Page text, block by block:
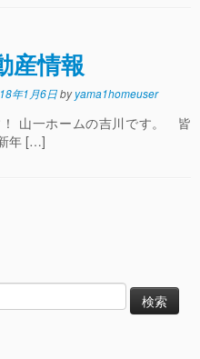
産情報
年1月6日byyama1homeuser
山一ホームの吉川です。 皆
年 […]